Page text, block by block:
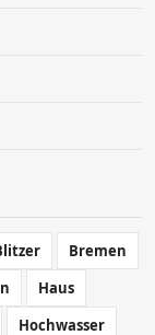
Bremen
Haus
Hochwasser